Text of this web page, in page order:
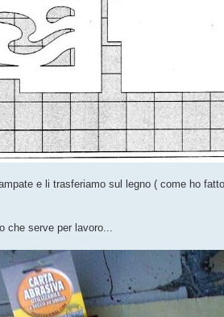
e li trasferiamo sul legno ( come ho
che serve per lavoro...